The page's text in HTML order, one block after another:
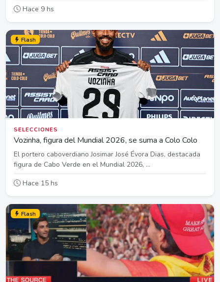
Hace 9 hs
Flash
SELECCIONES
Vozinha, figura del Mundial 2026, se suma a Colo Colo
El portero caboverdiano Josimar José Évora Dias, destacada
figura de Cabo Verde en el Mundial 2026, ...
Hace 15 hs
Flash